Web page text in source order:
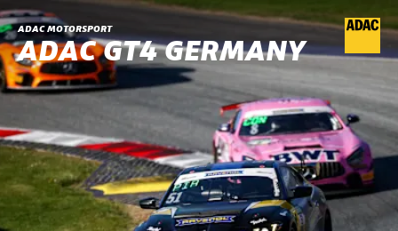
ADAC MOTORSPORT
ADAC GT4 GERMANY